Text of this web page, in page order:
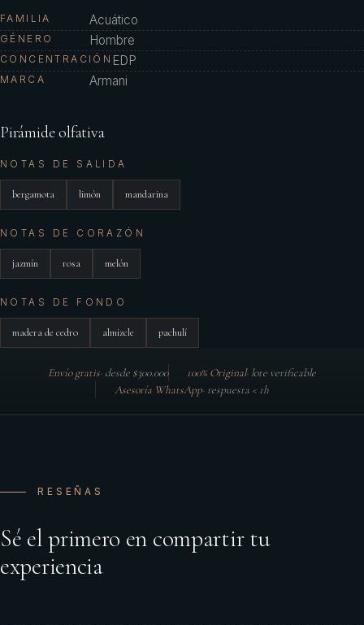
FAMILIA Acuático
GÉNERO Hombre
CONCENTRACIÓN EDP
MARCA Armani
Pirámide olfativa
NOTAS DE SALIDA
bergamota limón mandarina
NOTAS DE CORAZÓN
jazmín rosa melón
NOTAS DE FONDO
madera de cedro almizcle pachulí
Envío gratis· desde $300.000 100% Original· lote verificable
Asesoría WhatsApp· respuesta < 1h
RESEÑAS
Sé el primero en compartir tu
experiencia